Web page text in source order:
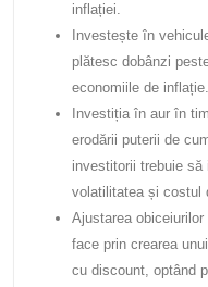
inflației.
Investește în
plătesc dobânzi
economiile de inflație.
Investiția în aur în
erodării puterii de
investitorii trebuie
volatilitatea și costul
Ajustarea
face prin crearea
cu discount, optând